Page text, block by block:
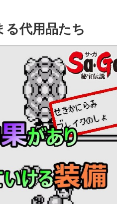
る代用品たち